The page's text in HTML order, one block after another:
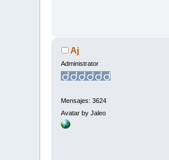
Aj
Administrator
Mensajes: 3624
Avatar by Jaleo